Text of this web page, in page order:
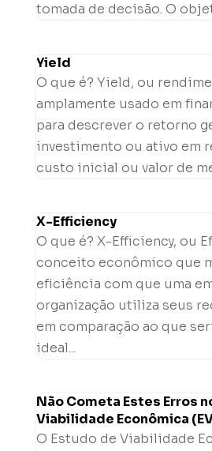
tomada de decisão. O
Yield
O que é? Yield, ou
amplamente usado em
para descrever o retorno
investimento ou ativo em
custo inicial ou valor de
X-Efficiency
O que é? X-Efficiency, ou
conceito econômico que
eficiência com que uma
organização utiliza seus
em comparação ao que
ideal...
Não Cometa Estes Erros
Viabilidade Econômica
O Estudo de Viabilidade